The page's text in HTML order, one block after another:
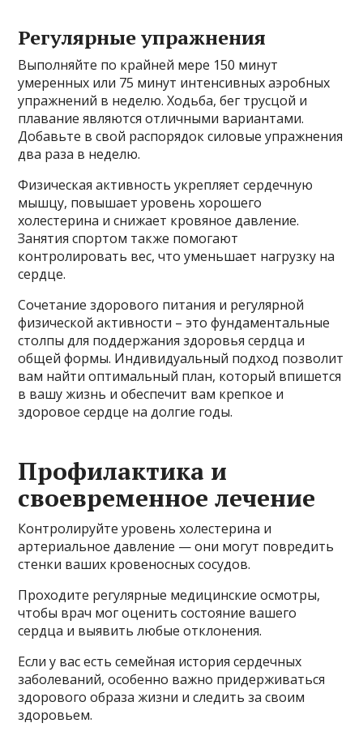
Регулярные упражнения
Выполняйте по крайней мере 150 минут
умеренных или 75 минут интенсивных аэробных
упражнений в неделю. Ходьба, бег трусцой и
плавание являются отличными вариантами.
Добавьте в свой распорядок силовые упражнения
два раза в неделю.
Физическая активность укрепляет сердечную
мышцу, повышает уровень хорошего
холестерина и снижает кровяное давление.
Занятия спортом также помогают
контролировать вес, что уменьшает нагрузку на
сердце.
Сочетание здорового питания и регулярной
физической активности – это фундаментальные
столпы для поддержания здоровья сердца и
общей формы. Индивидуальный подход позволит
вам найти оптимальный план, который впишется
в вашу жизнь и обеспечит вам крепкое и
здоровое сердце на долгие годы.
Профилактика и
своевременное лечение
Контролируйте уровень холестерина и
артериальное давление — они могут повредить
стенки ваших кровеносных сосудов.
Проходите регулярные медицинские осмотры,
чтобы врач мог оценить состояние вашего
сердца и выявить любые отклонения.
Если у вас есть семейная история сердечных
заболеваний, особенно важно придерживаться
здорового образа жизни и следить за своим
здоровьем.